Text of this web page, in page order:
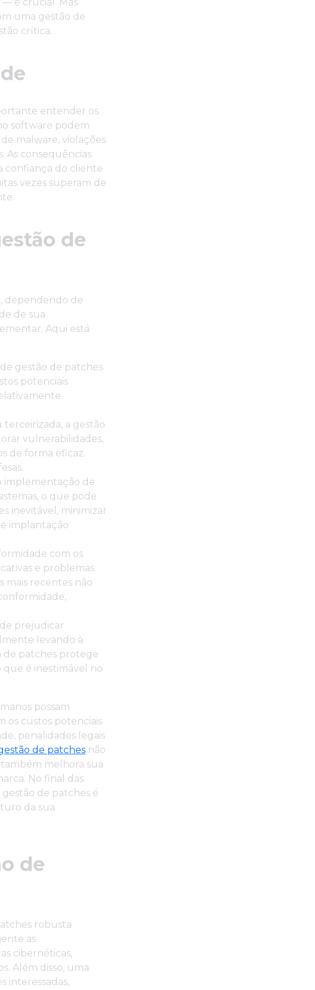
é crucial. Mas
uma gestão de
crítica.
entender os
software podem
malware, violações
As consequências
confiança do cliente
vezes superam de
de
dependendo de
de sua
Aqui está
gestão de patches
potenciais
a gestão
vulnerabilidades,
de forma eficaz.
implementação de
o que pode
inevitável, minimizar
implantação
com os
e problemas
mais recentes não
prejudicar
levando à
de patches protege
que é inestimável no
possam
os custos potenciais
penalidades legais
de patches não
também melhora sua
No final das
de patches é
da sua
de
robusta
as
cibernéticas,
Além disso, uma
interessadas,